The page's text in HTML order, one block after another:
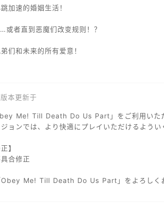
加速的婚姻生活！
或者直到恶魔们改变规则！？
们和未来的所有爱意！
们共度甜蜜又危险的婚姻生活。
并享受你的恶魔幻想。
取来自恶魔世界的最新资讯！
版本更新于
Me! Till Death Do Us Part」をご利用いた
ョンでは、より快適にプレイいただけるようい
】
合修正
Obey Me! Till Death Do Us Part」をよろしく